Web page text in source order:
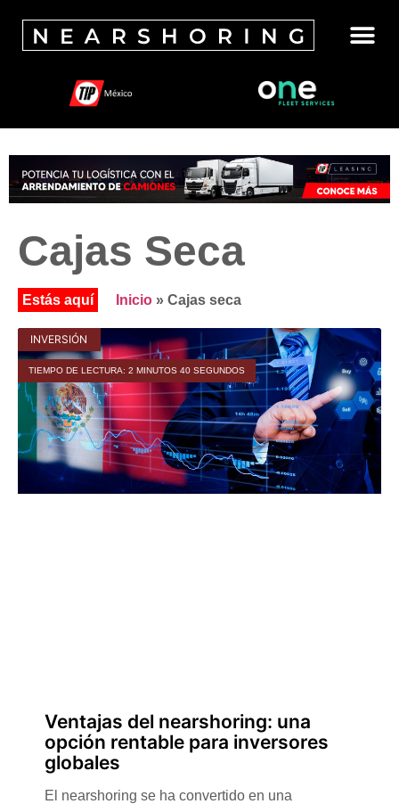
Cajas Seca
Inicio » Cajas seca
INVERSIÓN
Ventajas del nearshoring: una
opción rentable para inversores
globales
TIEMPO DE LECTURA: 2 MINUTOS 40 SEGUNDOS
El nearshoring se ha convertido en una